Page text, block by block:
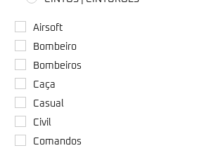
Airsoft
Bombeiro
Bombeiros
Caça
Casual
Civil
Comandos